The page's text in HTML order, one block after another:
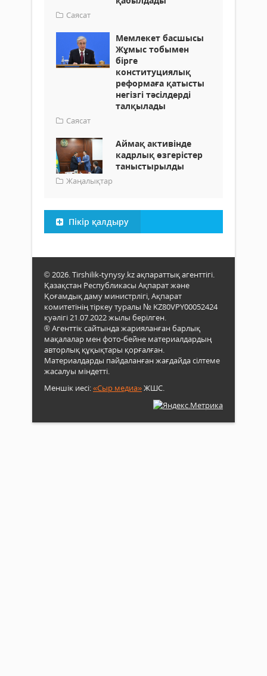
Саясат
Мемлекет басшысы
Жұмыс тобымен
бірге
конституциялық
реформаға қатысты
негізгі тәсілдерді
талқылады
Саясат
Аймақ активінде
кадрлық өзгерістер
таныстырылды
Жаңалықтар
Пікір қалдыру
© 2026. Tirshilik-tynysy.kz ақпараттық агенттігі.
Қазақстан Республикасы Ақпарат және
Қоғамдық даму министрлігі, Ақпарат
комитетінің тіркеу туралы № KZ80VPY00052424
куәлігі 21.07.2022 жылы берілген.
® Агенттік сайтында жарияланған барлық
мақалалар мен фото-бейне материалдардың
авторлық құқықтары қорғалған.
Материалдарды пайдаланған жағдайда сілтеме
жасалуы міндетті.
Меншік иесі:«Сыр медиа»ЖШС.